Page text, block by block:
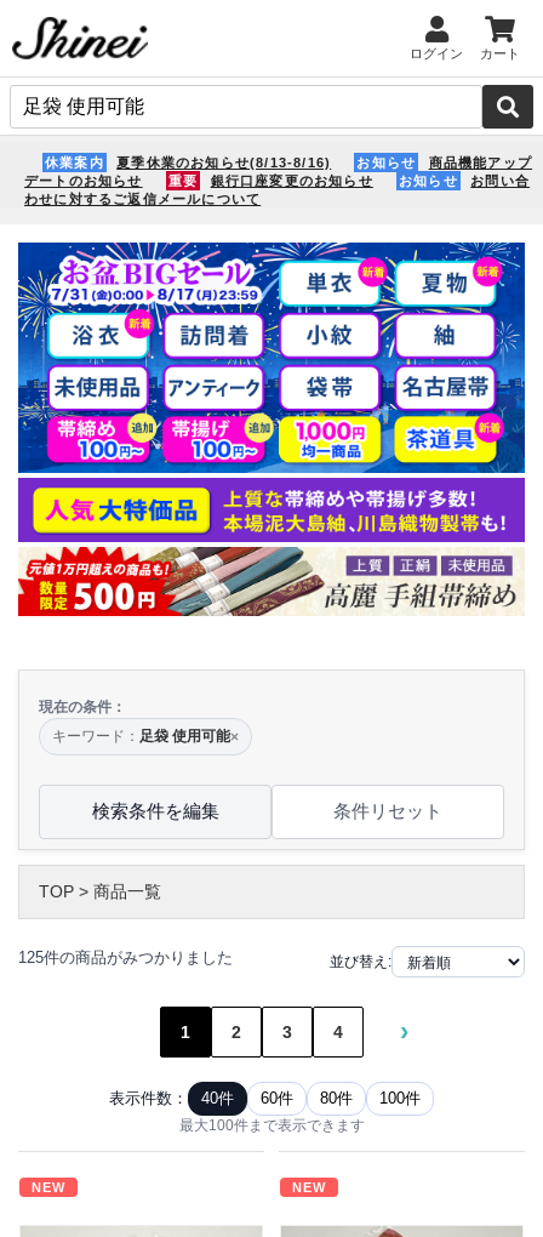
ログイン カート
休業案内 夏季休業のお知らせ(8/13-8/16) お知らせ
商品機能アップ
デートのお知らせ
重要 銀行口座変更のお知らせ お知らせ
お問い合
わせに対するご返信メールについて
現在の条件：
キーワード： 足袋 使用可能×
検索条件を編集 条件リセット
TOP > 商品一覧
125件の商品がみつかりました 並び替え:
1 2 3 4 ›
表示件数： 40件 60件 80件 100件
最大100件まで表示できます
NEW NEW